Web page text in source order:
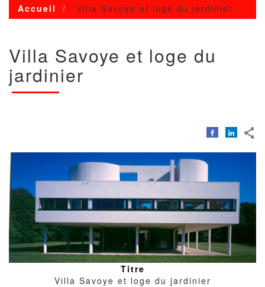
Accueil Villa Savoye et loge du jardinier
Villa Savoye et loge du
jardinier
copyright
Titre
Villa Savoye et loge du jardinier